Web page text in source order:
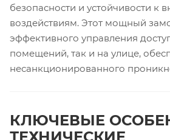
безопасности и устойчивости к
воздействиям. Этот мощный
эффективного управления
помещений, так и на улице,
несанкционированного
КЛЮЧЕВЫЕ